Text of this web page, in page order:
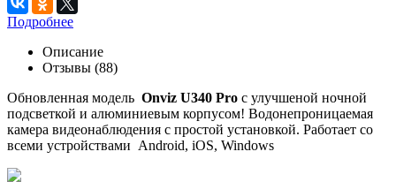
Подробнее
Описание
Отзывы (88)
Обновленная модель Onviz U340 Pro с улучшеной ночной
подсветкой и алюминиевым корпусом! Водонепроницаемая
камера видеонаблюдения с простой установкой. Работает со
всеми устройствами Android, iOS, Windows